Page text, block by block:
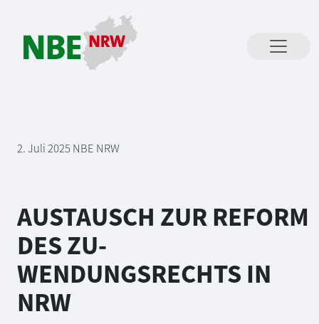
2. Juli 2025NBE NRW
AUSTAUSCH ZUR REFORM
DES ZU-
WENDUNGSRECHTS IN
NRW